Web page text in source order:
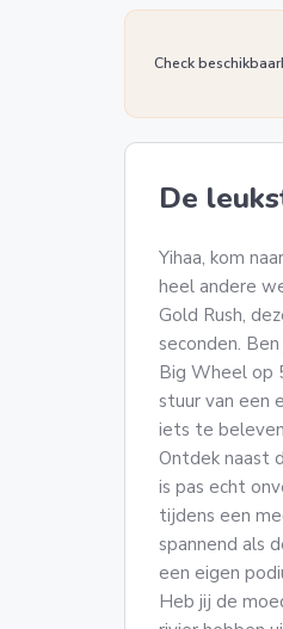
huisje en
Check
De
Yihaa, kom
heel andere
Gold Rush,
seconden.
Big Wheel op
stuur van een
iets te
Ontdek naast
is pas echt
tijdens een
spannend als
een eigen
Heb jij de